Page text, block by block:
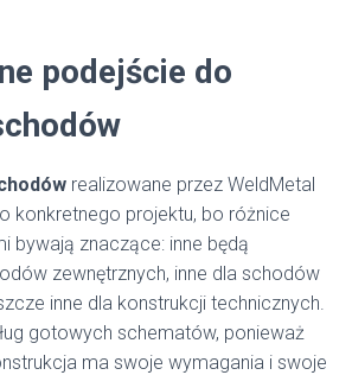
podejście do
realizowane przez WeldMetal
konkretnego projektu, bo różnice
bywają znaczące: inne będą
zewnętrznych, inne dla schodów
inne dla konstrukcji technicznych.
gotowych schematów, ponieważ
ma swoje wymagania i swoje